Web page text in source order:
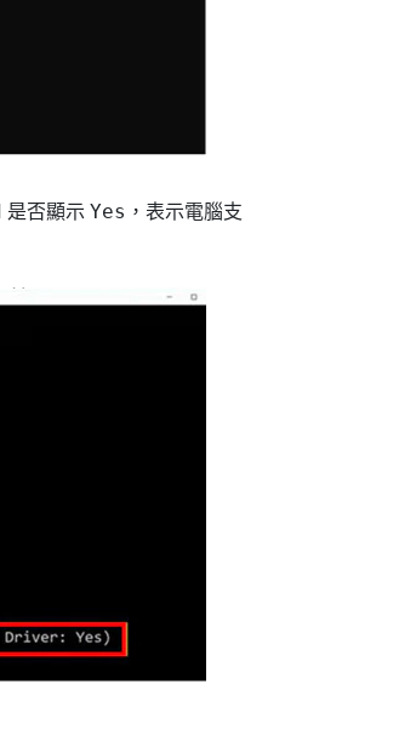
是否顯示 Yes ，表示電腦支